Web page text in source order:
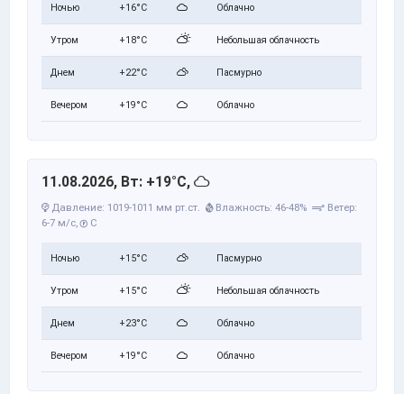
Ночью +16°C Облачно
Утром +18°C Небольшая облачность
Днем +22°C Пасмурно
Вечером +19°C Облачно
11.08.2026, Вт: +19°C,
Давление: 1019-1011 мм рт.ст. Влажность: 46-48%
Ветер:
6-7 м/с,
С
Ночью +15°C Пасмурно
Утром +15°C Небольшая облачность
Днем +23°C Облачно
Вечером +19°C Облачно